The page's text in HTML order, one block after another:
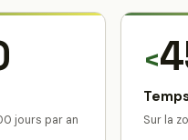
jours par an
<
Sur la